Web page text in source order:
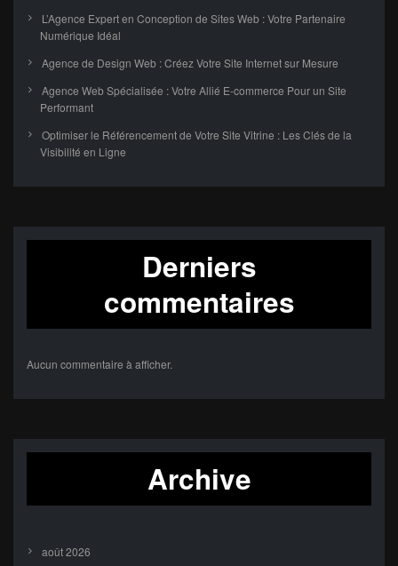
L’Agence Expert en Conception de Sites Web : Votre Partenaire
Numérique Idéal
Agence de Design Web : Créez Votre Site Internet sur Mesure
Agence Web Spécialisée : Votre Allié E-commerce Pour un Site
Performant
Optimiser le Référencement de Votre Site Vitrine : Les Clés de la
Visibilité en Ligne
Derniers
commentaires
Aucun commentaire à afficher.
Archive
août 2026